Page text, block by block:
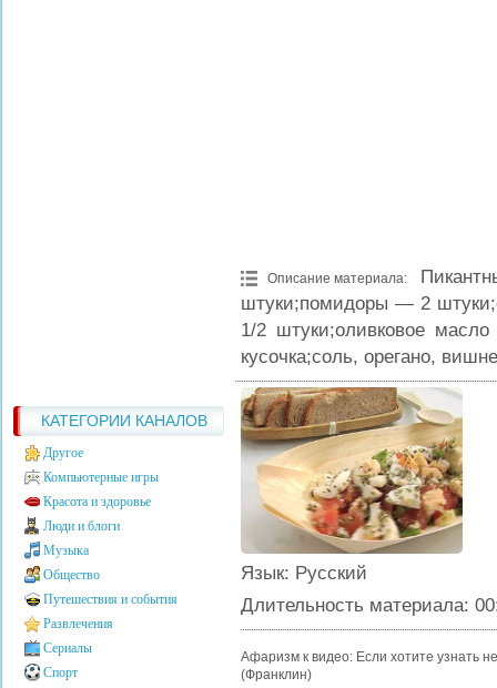
КАТЕГОРИИ КАНАЛОВ
Другое
Компьютерные игры
Красота и здоровье
Люди и блоги
Музыка
Общество
Путешествия и события
Развлечения
Сериалы
Спорт
Описание материала:
штуки;помидоры — 2
1/2 штуки;оливковое
кусочка;соль, орегано,
Язык: Русский
Длительность материала:
Афаризм к видео: Если хотите узнать
(Франклин)